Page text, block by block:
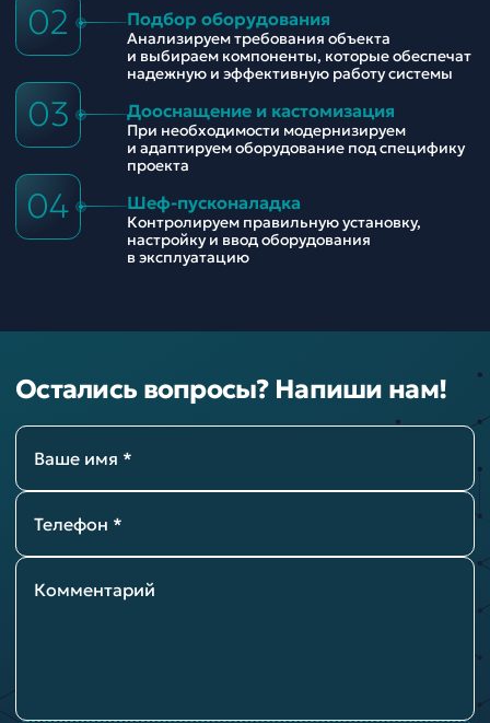
02 Подбор оборудования
Анализируем требования объекта
и выбираем компоненты, которые обеспечат
надежную и эффективную работу системы
03 Дооснащение и кастомизация
При необходимости модернизируем
и адаптируем оборудование под специфику
проекта
04 Шеф-пусконаладка
Контролируем правильную установку,
настройку и ввод оборудования
в эксплуатацию
Остались вопросы? Напиши нам!
Ваше имя *
Телефон *
Комментарий